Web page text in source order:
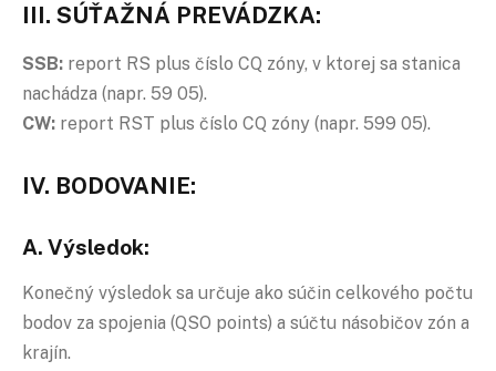
III. SÚŤAŽNÁ PREVÁDZKA:
SSB: report RS plus číslo CQ zóny, v ktorej sa stanica
nachádza (napr. 59 05).
CW: report RST plus číslo CQ zóny (napr. 599 05).
IV. BODOVANIE:
A. Výsledok:
Konečný výsledok sa určuje ako súčin celkového počtu
bodov za spojenia (QSO points) a súčtu násobičov zón a
krajín.